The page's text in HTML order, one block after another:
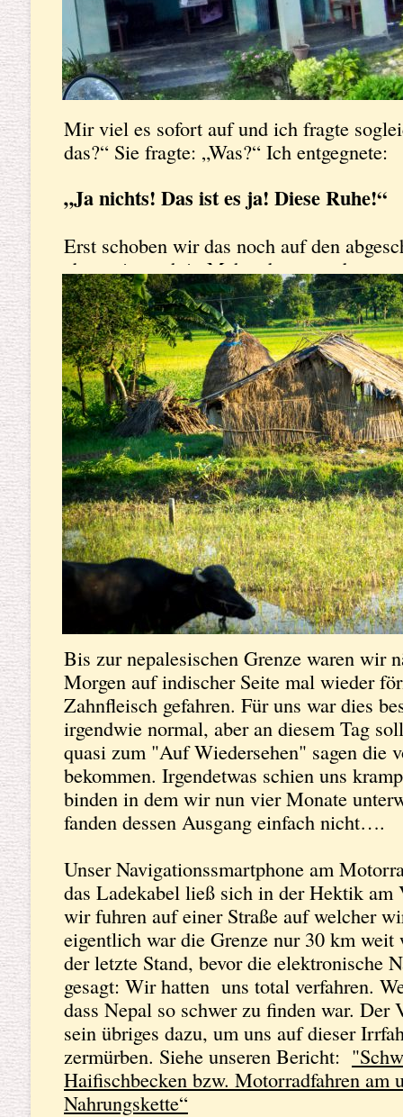
Mir viel es sofort auf und ich fragte
das?“ Sie fragte: „Was?“ Ich entgegnete:
„Ja nichts! Das ist es ja! Diese Ruhe!“
Erst schoben wir das noch auf den
aber nein auch in Mahendranagar der
war, wie wir später feststellen sollten,
„tote Hose“ und das war auch wirklich
sofort auf Indien Entzug.
Bis zur nepalesischen Grenze waren wir
Morgen auf indischer Seite mal wieder
Zahnfleisch gefahren. Für uns war dies
irgendwie normal, aber an diesem Tag
quasi zum "Auf Wiedersehen" sagen die
bekommen. Irgendetwas schien uns
binden in dem wir nun vier Monate
fanden dessen Ausgang einfach nicht….
Unser Navigationssmartphone am
das Ladekabel ließ sich in der Hektik
wir fuhren auf einer Straße auf welcher
eigentlich war die Grenze nur 30 km weit
der letzte Stand, bevor die elektronische
gesagt: Wir hatten uns total verfahren.
dass Nepal so schwer zu finden war. Der
sein übriges dazu, um uns auf dieser
zermürben. Siehe unseren Bericht:
Haifischbecken bzw. Motorradfahren am
Nahrungskette“